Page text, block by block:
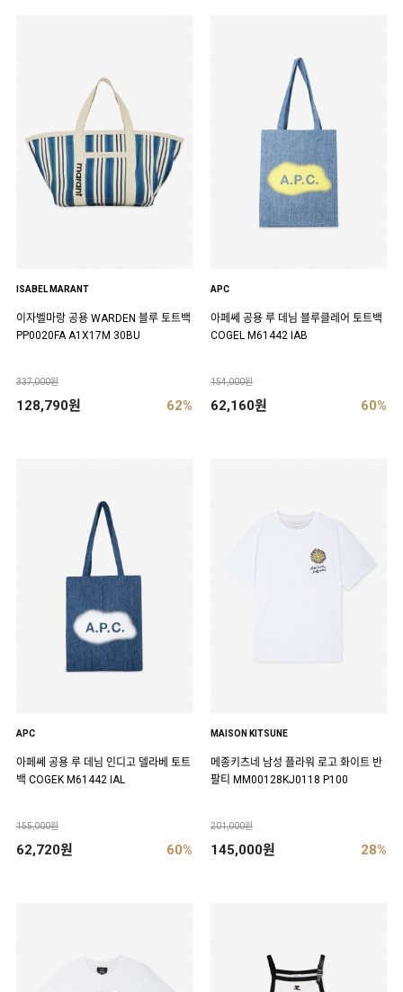
ISABEL MARANT
이자벨마랑 공용 WARDEN 블루 토트백
PP0020FA A1X17M 30BU
337,000원
128,790원 62%
APC
아페쎄 공용 루 데님 블루클레어 토트백
COGEL M61442 IAB
154,000원
62,160원 60%
APC
아페쎄 공용 루 데님 인디고 델라베 토트
백 COGEK M61442 IAL
155,000원
62,720원 60%
MAISON KITSUNE
메종키츠네 남성 플라워 로고 화이트 반
팔티 MM00128KJ0118 P100
201,000원
145,000원 28%